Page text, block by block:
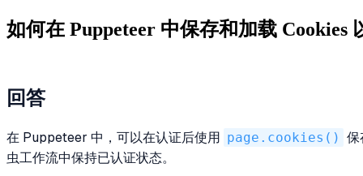
如何在 Puppeteer 中保存和加载 Cookies
回答
在 Puppeteer 中，可以在认证后使用 page.cookies() 保
虫工作流中保持已认证状态。